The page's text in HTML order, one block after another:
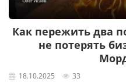
Как пережить два
не потерять
18.10.2025 33